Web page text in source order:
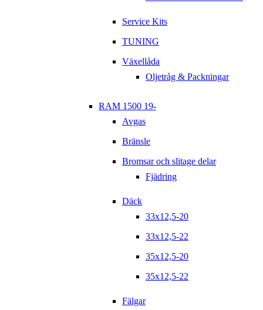
Service Kits
TUNING
Växellåda
Oljetråg & Packningar
RAM 1500 19-
Avgas
Bränsle
Bromsar och slitage delar
Fjädring
Däck
33x12,5-20
33x12,5-22
35x12,5-20
35x12,5-22
Fälgar